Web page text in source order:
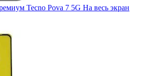
Tecno Pova 7 5G На весь экран